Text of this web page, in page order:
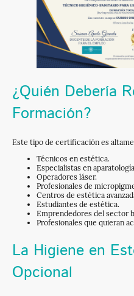
¿Quién Debería
Formación?
Este tipo de certificación es
Técnicos en estética.
Especialistas en
Operadores láser.
Profesionales de
Centros de estética
Estudiantes de estética.
Emprendedores del sector
Profesionales que quieran
La Higiene en
Opcional